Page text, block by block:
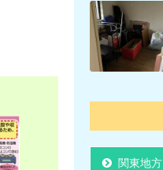
関東地方